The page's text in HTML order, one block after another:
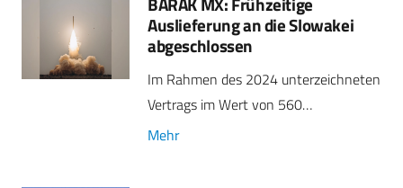
Auslieferung an die Slowakei
abgeschlossen
Im Rahmen des 2024 unterzeichneten
Vertrags im Wert von 560…
Mehr